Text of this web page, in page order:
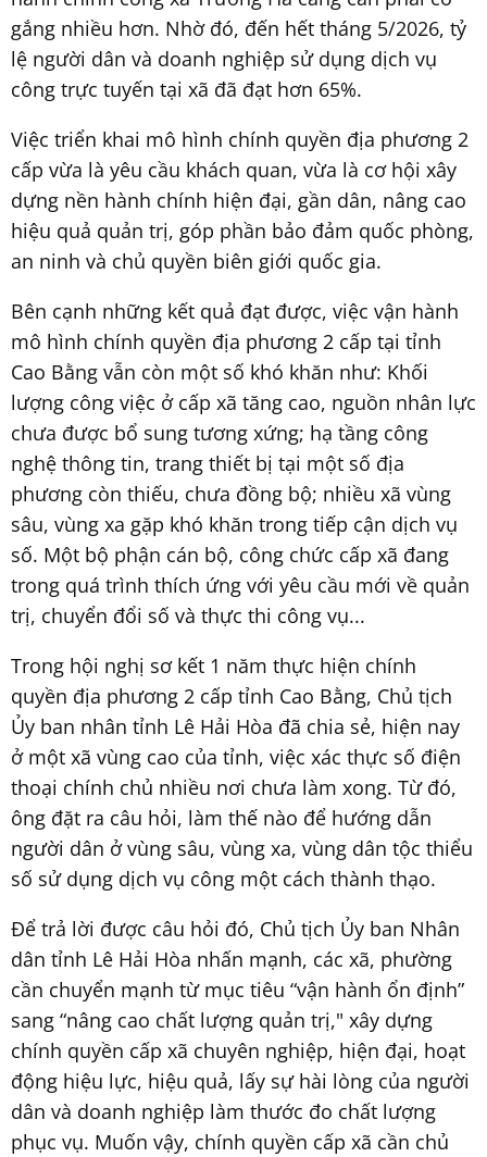
gắng nhiều hơn. Nhờ đó, đến hết tháng 5/2026, tỷ
lệ người dân và doanh nghiệp sử dụng dịch vụ
công trực tuyến tại xã đã đạt hơn 65%.
Việc triển khai mô hình chính quyền địa phương 2
cấp vừa là yêu cầu khách quan, vừa là cơ hội xây
dựng nền hành chính hiện đại, gần dân, nâng cao
hiệu quả quản trị, góp phần bảo đảm quốc phòng,
an ninh và chủ quyền biên giới quốc gia.
Bên cạnh những kết quả đạt được, việc vận hành
mô hình chính quyền địa phương 2 cấp tại tỉnh
Cao Bằng vẫn còn một số khó khăn như: Khối
lượng công việc ở cấp xã tăng cao, nguồn nhân lực
chưa được bổ sung tương xứng; hạ tầng công
nghệ thông tin, trang thiết bị tại một số địa
phương còn thiếu, chưa đồng bộ; nhiều xã vùng
sâu, vùng xa gặp khó khăn trong tiếp cận dịch vụ
số. Một bộ phận cán bộ, công chức cấp xã đang
trong quá trình thích ứng với yêu cầu mới về quản
trị, chuyển đổi số và thực thi công vụ...
Trong hội nghị sơ kết 1 năm thực hiện chính
quyền địa phương 2 cấp tỉnh Cao Bằng, Chủ tịch
Ủy ban nhân tỉnh Lê Hải Hòa đã chia sẻ, hiện nay
ở một xã vùng cao của tỉnh, việc xác thực số điện
thoại chính chủ nhiều nơi chưa làm xong. Từ đó,
ông đặt ra câu hỏi, làm thế nào để hướng dẫn
người dân ở vùng sâu, vùng xa, vùng dân tộc thiểu
số sử dụng dịch vụ công một cách thành thạo.
Để trả lời được câu hỏi đó, Chủ tịch Ủy ban Nhân
dân tỉnh Lê Hải Hòa nhấn mạnh, các xã, phường
cần chuyển mạnh từ mục tiêu “vận hành ổn định”
sang “nâng cao chất lượng quản trị," xây dựng
chính quyền cấp xã chuyên nghiệp, hiện đại, hoạt
động hiệu lực, hiệu quả, lấy sự hài lòng của người
dân và doanh nghiệp làm thước đo chất lượng
phục vụ. Muốn vậy, chính quyền cấp xã cần chủ